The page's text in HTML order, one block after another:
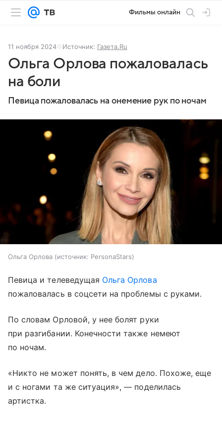
Фильмы онлайн
11 ноября 2024 Источник: Газета.Ru
Ольга Орлова пожаловалась
на боли
Певица пожаловалась на онемение рук по ночам
Ольга Орлова источник: PersonaStars
Певица и телеведущая Ольга Орлова
пожаловалась в соцсети на проблемы с руками.
По словам Орловой, у нее болят руки
при разгибании. Конечности также немеют
по ночам.
«Никто не может понять, в чем дело. Похоже, еще
и с ногами та же ситуация», — поделилась
артистка.